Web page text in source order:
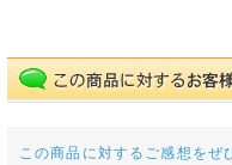
この商品に対するご感想をぜ